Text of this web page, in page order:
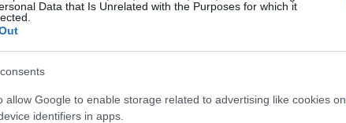
Data that Is Unrelated with the Purposes for which it
allow Google to enable storage related to advertising like cookies on
identifiers in apps.
troviamo Achille Lauro e Chiara Ferragni.
c’è stato davvero un flirt tra di loro? Fonti
e Dagospia, affermano di sì. Secondo le
la discrezione necessaria e sarebbero
curiosità del pubblico è palpabile, e i social